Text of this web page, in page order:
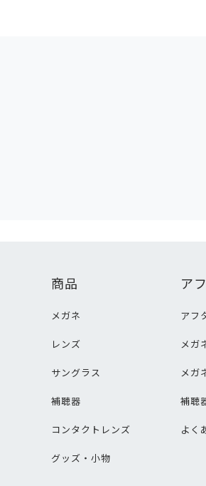
商品
メガネ
レンズ
サングラス
補聴器
コンタクトレンズ
グッズ・小物
ア
アフ
メガ
メガ
補聴
よく